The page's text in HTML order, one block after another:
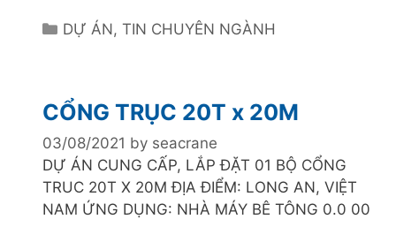
C
e
g
o
r
i
e
DỰ ÁN,TIN CHUYÊN NGÀNH
CỔNG TRỤC 20T x 20M
03/08/2021 by seacrane
DỰ ÁN CUNG CẤP, LẮP ĐẶT 01 BỘ CỔNG
TRUC 20T X 20M ĐỊA ĐIỂM: LONG AN, VIỆT
NAM ỨNG DỤNG: NHÀ MÁY BÊ TÔNG 0.0 00